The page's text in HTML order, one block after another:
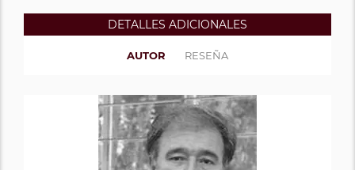
DETALLES ADICIONALES
AUTOR RESEÑA